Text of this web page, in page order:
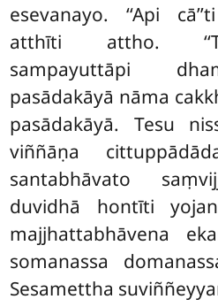
esevanayo. ‘‘Api
atthīti attho.
sampayuttāpi
pasādakāyā nāma
pasādakāyā. Tesu
viññāṇa
santabhāvato
duvidhā hontīti
majjhattabhāvena
somanassa
Sesamettha